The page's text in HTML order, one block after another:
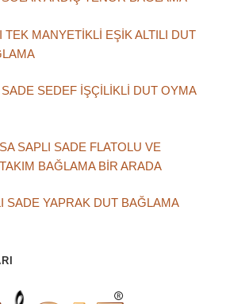
TEK MANYETİKLİ EŞİK ALTILI DUT
SEDEF İŞÇİLİKLİ DUT OYMA
SAPLI SADE FLATOLU VE
BAĞLAMA BİR ARADA
SADE YAPRAK DUT BAĞLAMA